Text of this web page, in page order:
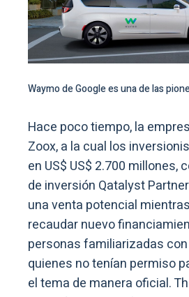
Waymo de Google es una de las
Hace poco tiempo, la
Zoox, a la cual los
en US$ US$ 2.700 millones,
de inversión Qatalyst
una venta potencial
recaudar nuevo
personas familiarizadas
quienes no tenían permiso
el tema de manera oficial.